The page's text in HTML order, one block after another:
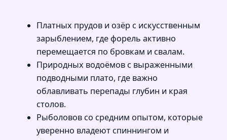
Платных прудов и озёр с искусственным
зарыблением, где форель активно
перемещается по бровкам и свалам.
Природных водоёмов с выраженными
подводными плато, где важно
облавливать перепады глубин и края
столов.
Рыболовов со средним опытом, которые
уверенно владеют спиннингом и